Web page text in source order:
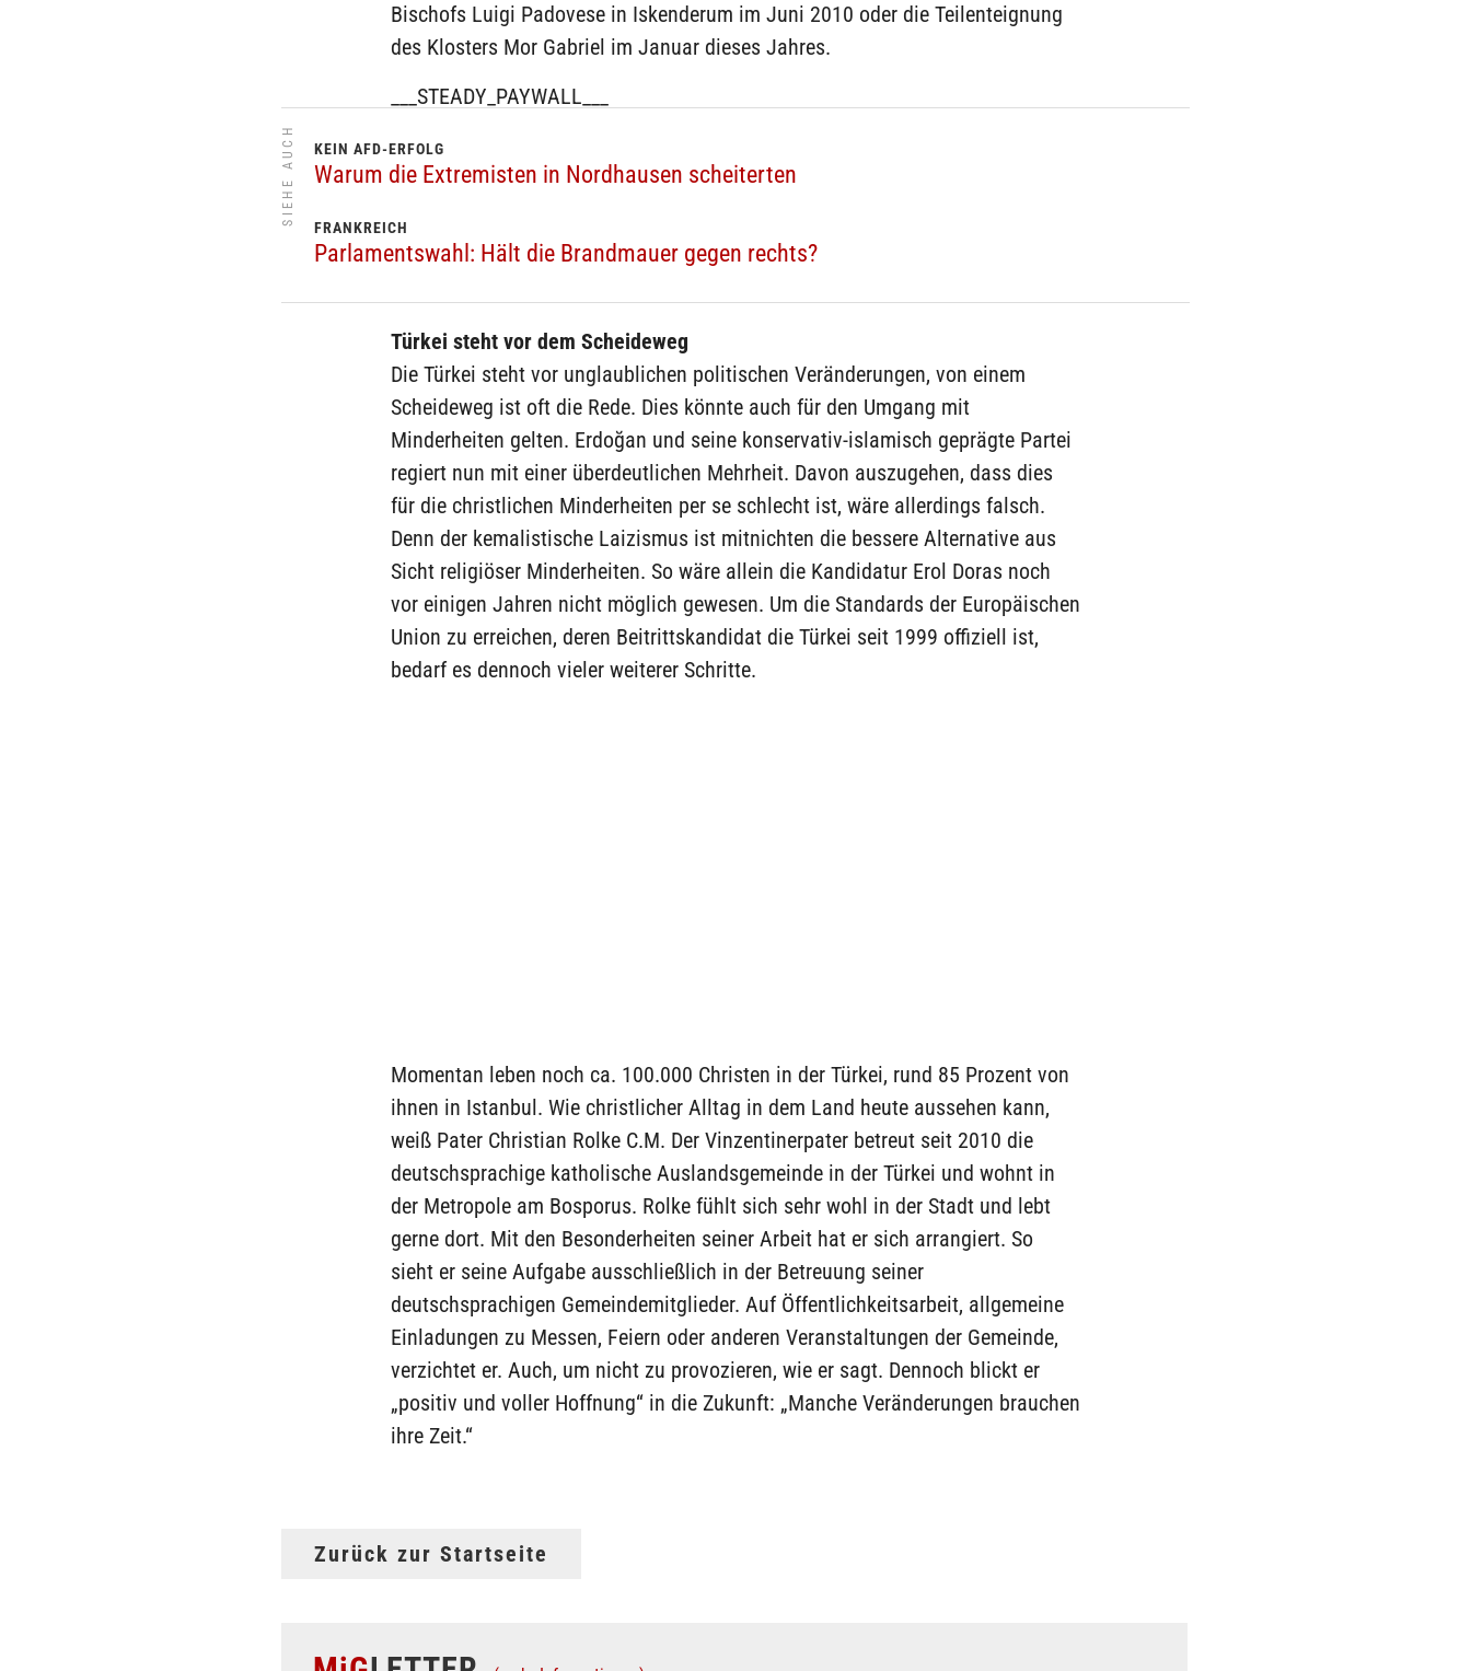
Bischofs Luigi Padovese in Iskenderum im Juni 2010 oder die Teilenteignung
des Klosters Mor Gabriel im Januar dieses Jahres.
___STEADY_PAYWALL___
SIEHE AUCH KEIN AFD-ERFOLG
Warum die Extremisten in Nordhausen scheiterten
FRANKREICH
Parlamentswahl: Hält die Brandmauer gegen rechts?
Türkei steht vor dem Scheideweg
Die Türkei steht vor unglaublichen politischen Veränderungen, von einem
Scheideweg ist oft die Rede. Dies könnte auch für den Umgang mit
Minderheiten gelten. Erdoğan und seine konservativ-islamisch geprägte Partei
regiert nun mit einer überdeutlichen Mehrheit. Davon auszugehen, dass dies
für die christlichen Minderheiten per se schlecht ist, wäre allerdings falsch.
Denn der kemalistische Laizismus ist mitnichten die bessere Alternative aus
Sicht religiöser Minderheiten. So wäre allein die Kandidatur Erol Doras noch
vor einigen Jahren nicht möglich gewesen. Um die Standards der Europäischen
Union zu erreichen, deren Beitrittskandidat die Türkei seit 1999 offiziell ist,
bedarf es dennoch vieler weiterer Schritte.
Momentan leben noch ca. 100.000 Christen in der Türkei, rund 85 Prozent von
ihnen in Istanbul. Wie christlicher Alltag in dem Land heute aussehen kann,
weiß Pater Christian Rolke C.M. Der Vinzentinerpater betreut seit 2010 die
deutschsprachige katholische Auslandsgemeinde in der Türkei und wohnt in
der Metropole am Bosporus. Rolke fühlt sich sehr wohl in der Stadt und lebt
gerne dort. Mit den Besonderheiten seiner Arbeit hat er sich arrangiert. So
sieht er seine Aufgabe ausschließlich in der Betreuung seiner
deutschsprachigen Gemeindemitglieder. Auf Öffentlichkeitsarbeit, allgemeine
Einladungen zu Messen, Feiern oder anderen Veranstaltungen der Gemeinde,
verzichtet er. Auch, um nicht zu provozieren, wie er sagt. Dennoch blickt er
„positiv und voller Hoffnung“ in die Zukunft: „Manche Veränderungen brauchen
ihre Zeit.“
Zurück zur Startseite